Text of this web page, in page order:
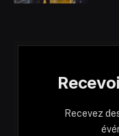
Recevez